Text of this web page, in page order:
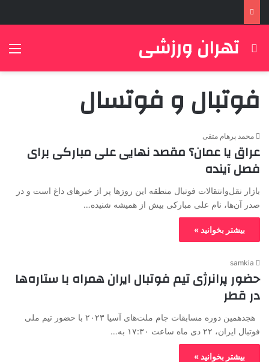
تهران ورزشی
جستجو برای
فوتبال و فوتسال
محمد پرهام متقی
عراق یا عمان؟ مقصد نهایی علی مبارکی برای
فصل آینده
بازار نقل‌وانتقالات فوتبال منطقه این روزها پر از خبرهای داغ است و در
صدر آن‌ها، نام علی مبارکی بیش از همیشه شنیده…
بیشتر بخوانید »
samkia
حضور پرانرژی تیم فوتبال ایران همراه با ستاره‌ها
در قطر
هجدهمین دوره مسابقات جام ملت‌های آسیا ۲۰۲۳ با حضور تیم ملی
فوتبال ایران، ۲۲ دی ماه ساعت ۱۷:۳۰ به…
بیشتر بخوانید »